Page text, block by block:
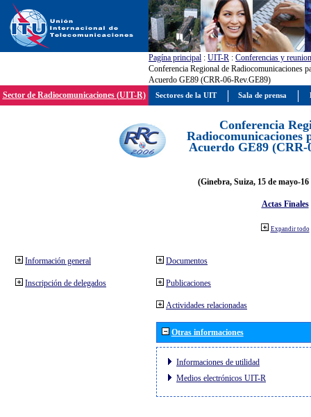
Pagína principal : UIT-R : Conferencias y
Conferencia Regional de Radiocomunicaciones
Acuerdo GE89 (CRR-06-Rev.GE89)
Sector de Radiocomunicaciones (UIT-R)
Conferencia
Radiocomunicaciones
Acuerdo GE89 (CRR-
(Ginebra, Suiza, 15 de mayo-
Actas Finales
Expandir todo
Información general
Inscripción de delegados
Documentos
Publicaciones
Actividades relacionadas
Otras informaciones
Informaciones de utilidad
Medios electrónicos UIT-R
Sectores de la UIT Sala de prensa